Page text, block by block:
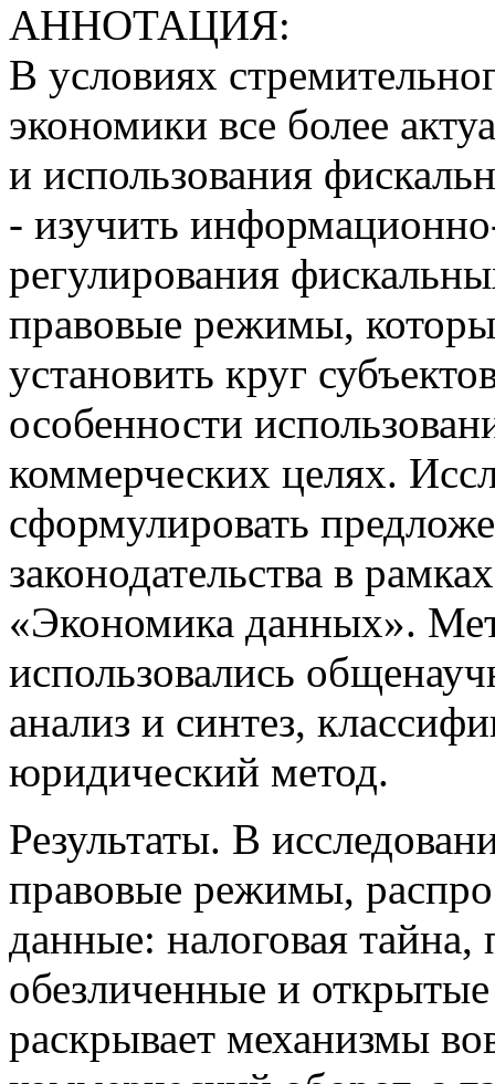
АННОТАЦИЯ:
В условиях
экономики все более
и использования
- изучить
регулирования
правовые режимы,
установить круг
особенности
коммерческих целях.
сформулировать
законодательства в
«Экономика данных».
использовались
анализ и синтез,
юридический метод.
Результаты. В
правовые режимы,
данные: налоговая
обезличенные и
раскрывает механизмы